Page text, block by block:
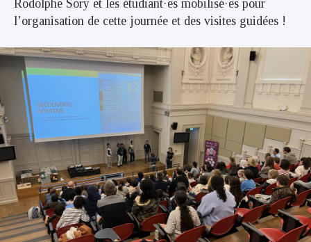
Rodolphe Sory et les étudiant·es mobilisé·es pour
l’organisation de cette journée et des visites guidées !